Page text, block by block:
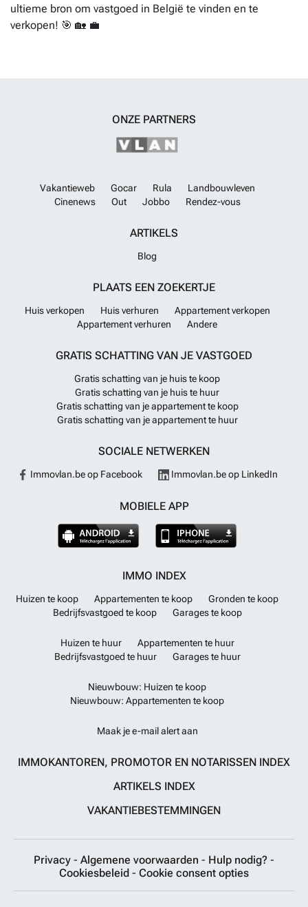
ultieme bron om vastgoed in België te vinden en te
verkopen! 🎯 🏡 💼
ONZE PARTNERS
Vakantieweb Gocar Rula
Landbouwleven
Cinenews
Out Jobbo Rendez-vous
ARTIKELS
Blog
PLAATS EEN ZOEKERTJE
Huis verkopen Huis verhuren
Appartement verkopen
Appartement verhuren
Andere
GRATIS SCHATTING VAN JE VASTGOED
Gratis schatting van je huis te koop
Gratis schatting van je huis te huur
Gratis schatting van je appartement te koop
Gratis schatting van je appartement te huur
SOCIALE NETWERKEN
Immovlan.be op Facebook Immovlan.be op LinkedIn
MOBIELE APP
IMMO INDEX
Huizen te koop Appartementen te koop
Gronden te koop
Bedrijfsvastgoed te koop
Garages te koop
Huizen te huur
Appartementen te huur
Bedrijfsvastgoed te huur
Garages te huur
Nieuwbouw: Huizen te koop
Nieuwbouw: Appartementen te koop
Maak je e-mail alert aan
IMMOKANTOREN, PROMOTOR EN NOTARISSEN INDEX
ARTIKELS INDEX
VAKANTIEBESTEMMINGEN
Privacy - Algemene voorwaarden - Hulp nodig? -
Cookiesbeleid - Cookie consent opties